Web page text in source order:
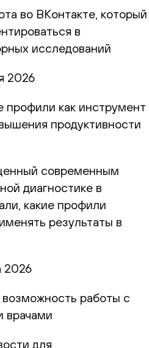
во ВКонтакте, который
в
исследований
2026
как инструмент
продуктивности
современным
диагностике в
какие профили
результаты в
2026
работы с
врачами
для